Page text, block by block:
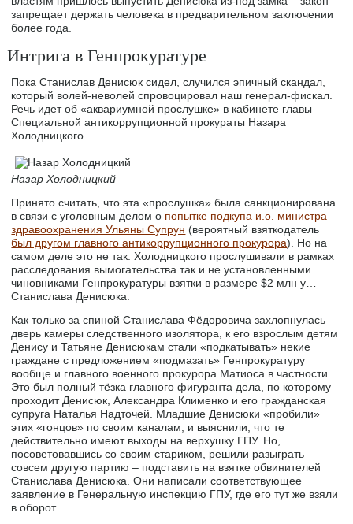
запрещает держать человека в предварительном заключении
более года.
Интрига в Генпрокуратуре
Пока Станислав Денисюк сидел, случился эпичный скандал,
который волей-неволей спровоцировал наш генерал-фискал.
Речь идет об «аквариумной прослушке» в кабинете главы
Специальной антикоррупционной прокураты Назара
Холодницкого.
Назар Холодницкий
Принято считать, что эта «прослушка» была санкционирована
в связи с уголовным делом о попытке подкупа и.о. министра
здравоохранения Ульяны Супрун (вероятный взяткодатель
был другом главного антикоррупционного прокурора). Но на
самом деле это не так. Холодницкого прослушивали в рамках
расследования вымогательства так и не установленными
чиновниками Генпрокуратуры взятки в размере $2 млн у…
Станислава Денисюка.
Как только за спиной Станислава Фёдоровича захлопнулась
дверь камеры следственного изолятора, к его взрослым детям
Денису и Татьяне Денисюкам стали «подкатывать» некие
граждане с предложением «подмазать» Генпрокуратуру
вообще и главного военного прокурора Матиоса в частности.
Это был полный тёзка главного фигуранта дела, по которому
проходит Денисюк, Александра Клименко и его гражданская
супруга Наталья Надточей. Младшие Денисюки «пробили»
этих «гонцов» по своим каналам, и выяснили, что те
действительно имеют выходы на верхушку ГПУ. Но,
посоветовавшись со своим стариком, решили разыграть
совсем другую партию – подставить на взятке обвинителей
Станислава Денисюка. Они написали соответствующее
заявление в Генеральную инспекцию ГПУ, где его тут же взяли
в оборот.